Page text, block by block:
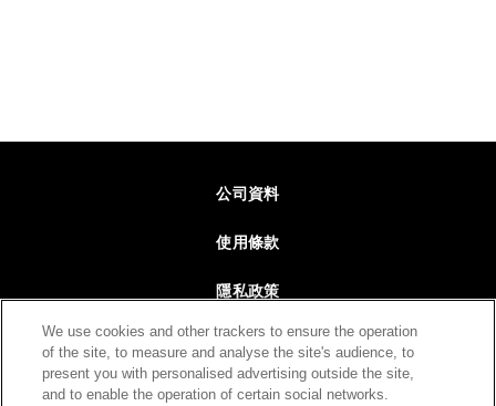
公司資料
使用條款
隱私政策
網站地圖
聯絡我們
We use cookies and other trackers to ensure the operation
of the site, to measure and analyse the site's audience, to
present you with personalised advertising outside the site,
and to enable the operation of certain social networks.